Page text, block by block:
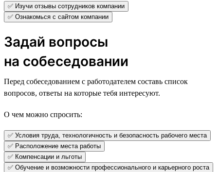
✅ Изучи отзывы сотрудников компании
✅ Ознакомься с сайтом компании
Задай вопросы
на собеседовании
Перед собеседованием с работодателем составь список
вопросов, ответы на которые тебя интересуют.
О чем можно спросить:
✅ Условия труда, технологичность и безопасность рабочего места
✅ Расположение места работы
✅ Компенсации и льготы
✅ Обучение и возможности профессионального и карьерного роста